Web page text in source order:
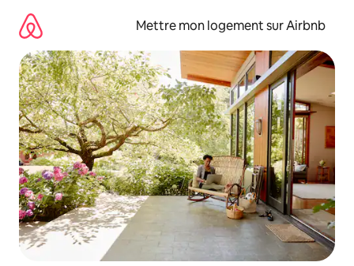
directement
contenu
Mettre mon logement sur Airbnb